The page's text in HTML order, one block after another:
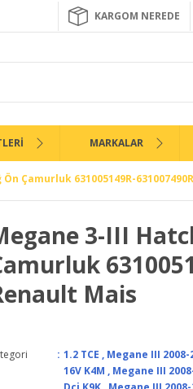
KARGOM NEREDE
MARKALAR
Çamurluk 631005149R-
3-III
Mais
1.2 TCE , Megane III 2008-
16V K4M , Megane III